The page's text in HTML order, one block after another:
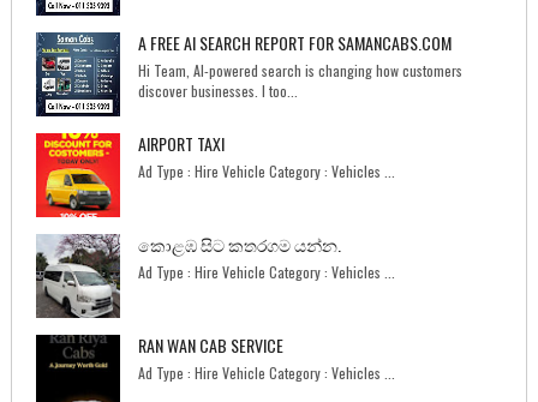
A FREE AI SEARCH REPORT FOR SAMANCABS.COM
Hi Team, AI-powered search is changing how customers
discover businesses. I too...
AIRPORT TAXI
Ad Type : Hire Vehicle Category : Vehicles ...
කොළඹ සිට කතරගම යන්න.
Ad Type : Hire Vehicle Category : Vehicles ...
RAN WAN CAB SERVICE
Ad Type : Hire Vehicle Category : Vehicles ...